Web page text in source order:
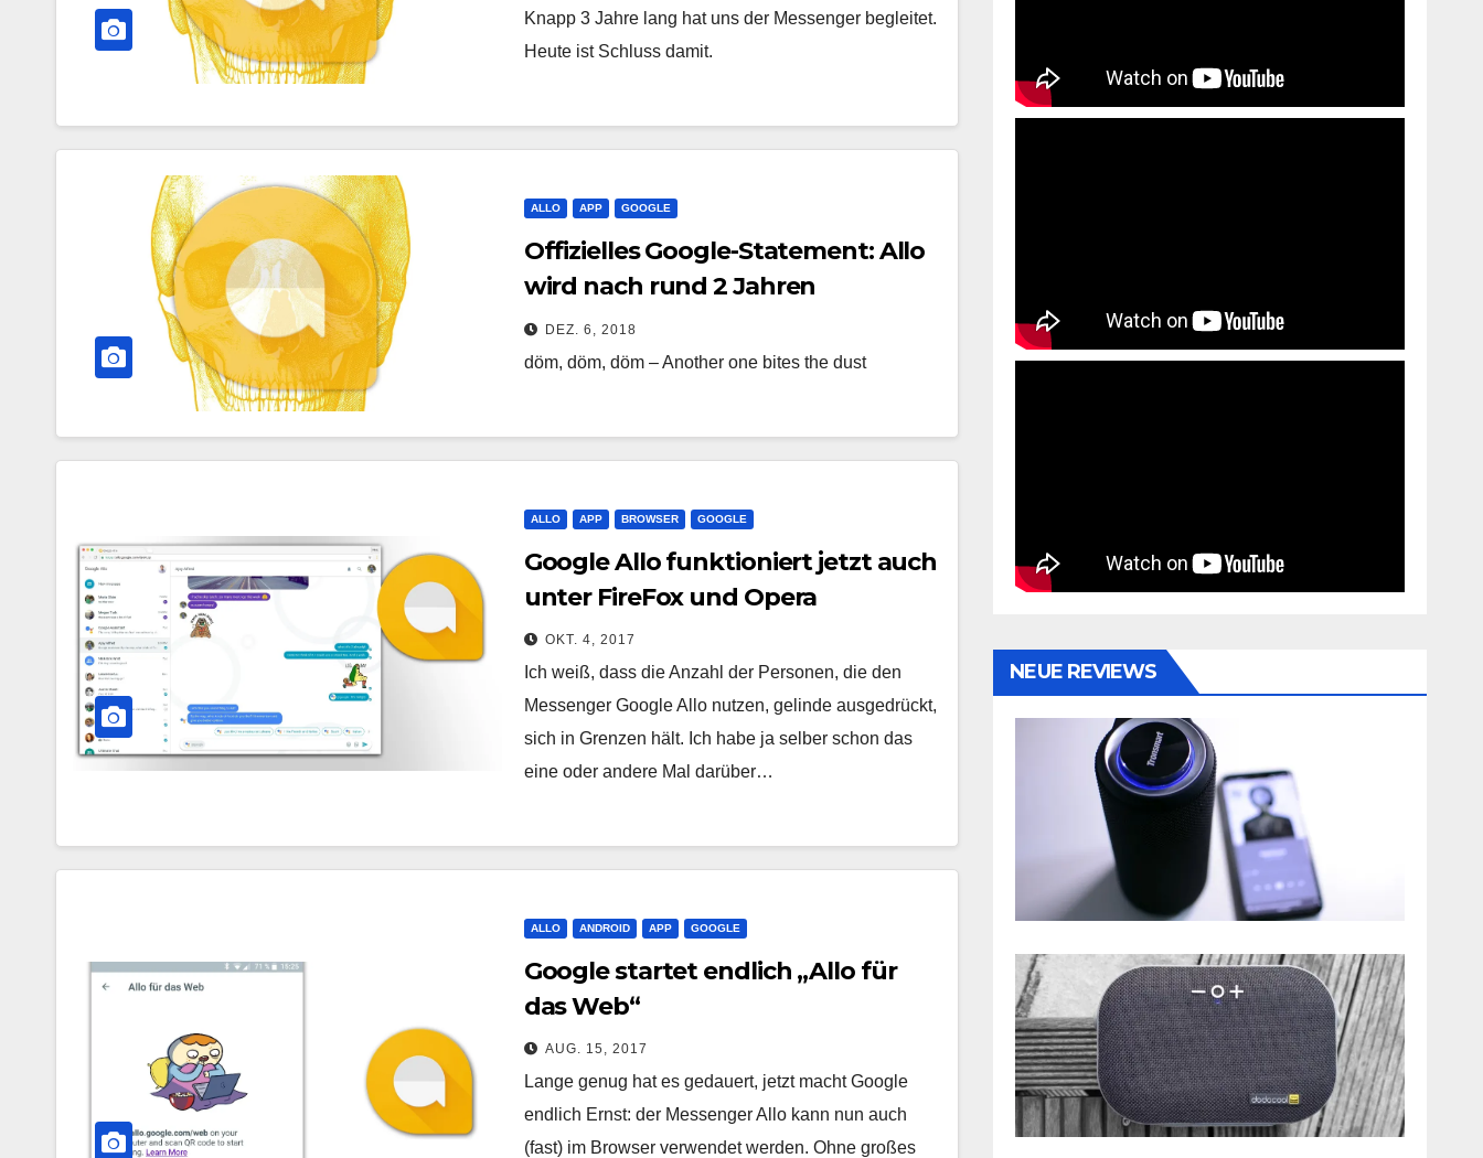
Knapp 3 Jahre lang hat uns der Messenger begleitet.
Heute ist Schluss damit.
ALLO APP GOOGLE
Offizielles Google-Statement: Allo
wird nach rund 2 Jahren
eingestampft
DEZ. 6, 2018
döm, döm, döm – Another one bites the dust
ALLO APP BROWSER GOOGLE
Google Allo funktioniert jetzt auch
unter FireFox und Opera
OKT. 4, 2017
Ich weiß, dass die Anzahl der Personen, die den
Messenger Google Allo nutzen, gelinde ausgedrückt,
sich in Grenzen hält. Ich habe ja selber schon das
eine oder andere Mal darüber…
ALLO ANDROID APP GOOGLE
Google startet endlich „Allo für
das Web“
AUG. 15, 2017
Lange genug hat es gedauert, jetzt macht Google
endlich Ernst: der Messenger Allo kann nun auch
(fast) im Browser verwendet werden. Ohne großes
NEUE REVIEWS